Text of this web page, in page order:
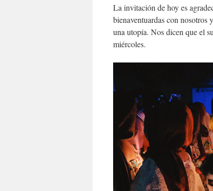
La invitación de hoy es
bienaventuardas con nosotros
una utopía. Nos dicen que el
miércoles.